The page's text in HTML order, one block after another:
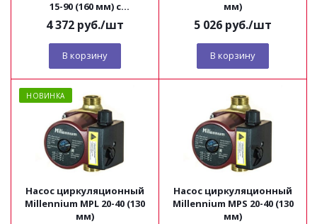
15-90 (160 мм) с
соединительными
гайками
4 372 руб./шт
В корзину
мм)
5 026 руб./шт
В корзину
НОВИНКА
Насос циркуляционный
Millennium MPL 20-40 (130
мм)
Насос циркуляционный
Millennium MPS 20-40 (130
мм)